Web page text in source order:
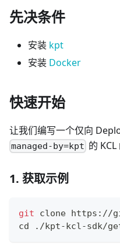
先决条件
安装 kpt
安装 Docker
快速开始
让我们编写一个仅向
managed-by=kpt 的 KCL
1. 获取示例
git clone https://
cd ./kpt-kcl-sdk/